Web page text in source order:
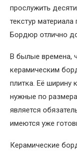
прослужить
текстур
Бордюр отлично
В былые времена,
керамическим
плитка. Её ширину
нужные по
является
имеются уже
Керамические